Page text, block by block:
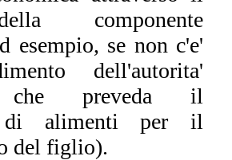
componente
esempio, se non c'e'
dell'autorita'
che preveda il
di alimenti per il
del figlio).